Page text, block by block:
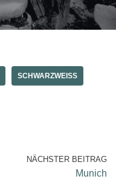
SCHWARZWEISS
NÄCHSTER BEITRAG
Munich